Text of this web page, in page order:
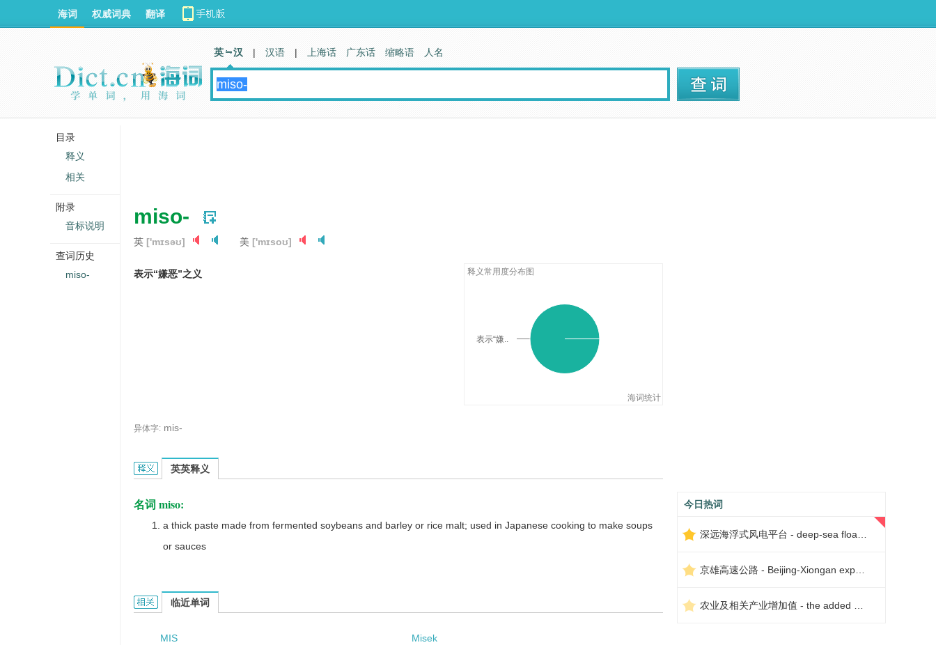
miso-
英 ['mɪsəʊ] 美 ['mɪsoʊ]
表示“嫌恶”之义 释义常用度分布图
海词统计
表示“嫌..
异体字: mis-
miso-的英文翻译是什么意思，词典释义与在线翻译：
英英释义
名词 miso:
a thick paste made from fermented soybeans and barley or rice malt; used in Japanese cooking to make soups
or sauces
miso-的相关资料：
临近单词
MIS Misek
今日热词
海词 权威词典 翻译
英 汉 | 汉语 | 上海话 广东话 缩略语 人名
目录
释义
相关
附录
音标说明
查词历史
miso-